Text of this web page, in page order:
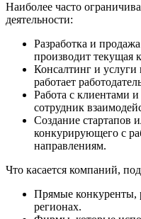
Наиболее часто
деятельности:
Разработка и
производит текущая
Консалтинг и услуги
работает
Работа с клиентами
сотрудник
Создание стартапов
конкурирующего с
направлениям.
Что касается компаний,
Прямые конкуренты,
регионах.